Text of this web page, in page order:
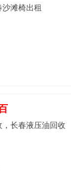
滩椅出租
长春液压油回收